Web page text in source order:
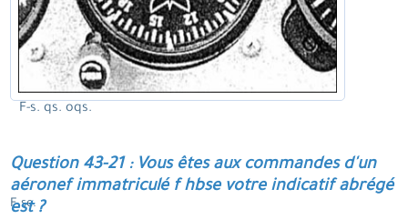
F-s. qs. oqs.
Question 43-21 : Vous êtes aux commandes d'un
aéronef immatriculé f hbse votre indicatif abrégé
est ?
F se.